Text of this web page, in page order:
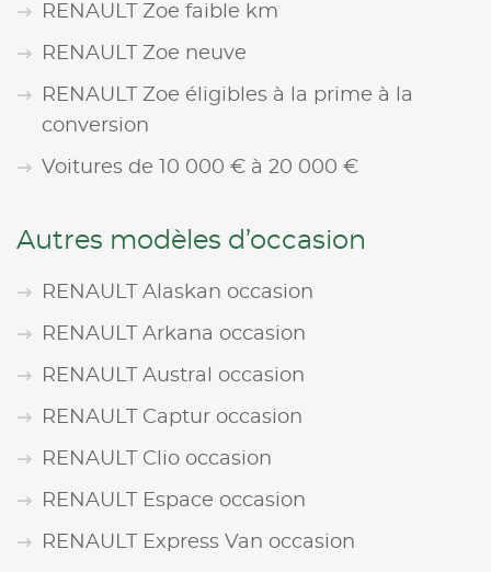
RENAULT Zoe faible km
RENAULT Zoe neuve
RENAULT Zoe éligibles à la prime à la
conversion
Voitures de 10 000 € à 20 000 €
Autres modèles d’occasion
RENAULT Alaskan occasion
RENAULT Arkana occasion
RENAULT Austral occasion
RENAULT Captur occasion
RENAULT Clio occasion
RENAULT Espace occasion
RENAULT Express Van occasion